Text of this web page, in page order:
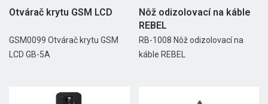
Otvárač krytu GSM LCD
GSM0099 Otvárač krytu GSM
LCD GB-5A
Nôž odizolovací na káble
REBEL
RB-1008 Nôž odizolovací na
káble REBEL